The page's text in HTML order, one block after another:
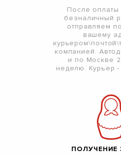
После оплаты
безналичный
отправляем
вашему
компанией.
и по Москве
неделю. Курьер
ПОЛУЧЕНИЕ